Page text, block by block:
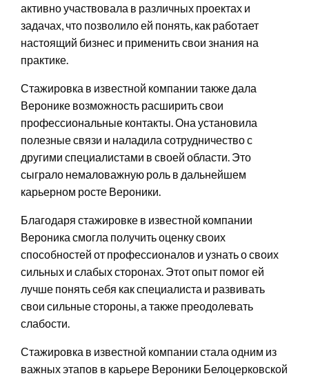
активно участвовала в различных проектах и
задачах, что позволило ей понять, как работает
настоящий бизнес и применить свои знания на
практике.
Стажировка в известной компании также дала
Веронике возможность расширить свои
профессиональные контакты. Она установила
полезные связи и наладила сотрудничество с
другими специалистами в своей области. Это
сыграло немаловажную роль в дальнейшем
карьерном росте Вероники.
Благодаря стажировке в известной компании
Вероника смогла получить оценку своих
способностей от профессионалов и узнать о своих
сильных и слабых сторонах. Этот опыт помог ей
лучше понять себя как специалиста и развивать
свои сильные стороны, а также преодолевать
слабости.
Стажировка в известной компании стала одним из
важных этапов в карьере Вероники Белоцерковской